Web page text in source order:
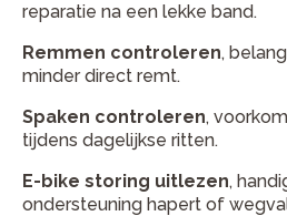
reparatie na een lekke band.
Remmen controleren,
minder direct remt.
Spaken controleren,
tijdens dagelijkse ritten.
E-bike storing uitlezen,
ondersteuning hapert of